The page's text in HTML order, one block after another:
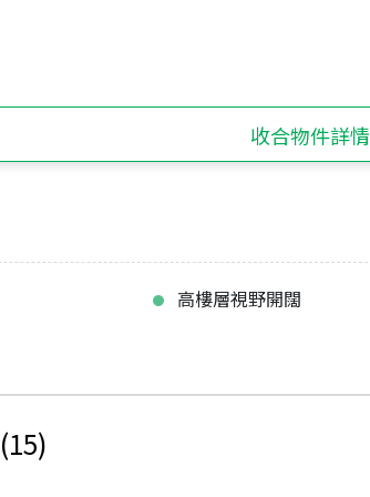
收合物件詳情
高樓層視野開闊
(15)